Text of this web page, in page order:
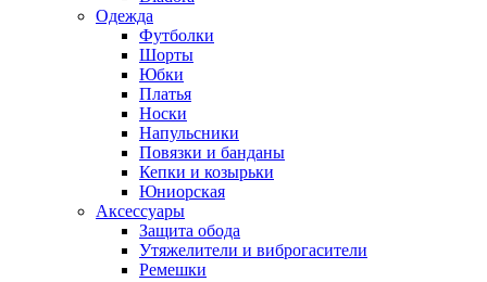
Одежда
Футболки
Шорты
Юбки
Платья
Носки
Напульсники
Повязки и банданы
Кепки и козырьки
Юниорская
Аксессуары
Защита обода
Утяжелители и виброгасители
Ремешки